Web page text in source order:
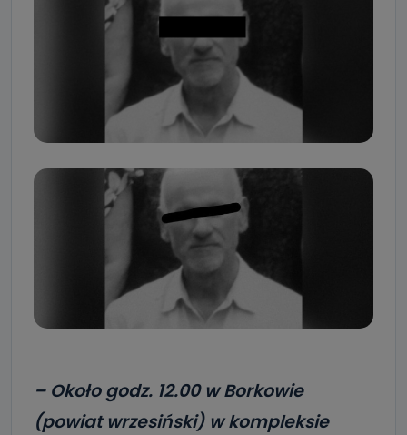
– Około godz. 12.00 w Borkowie
(powiat wrzesiński) w kompleksie